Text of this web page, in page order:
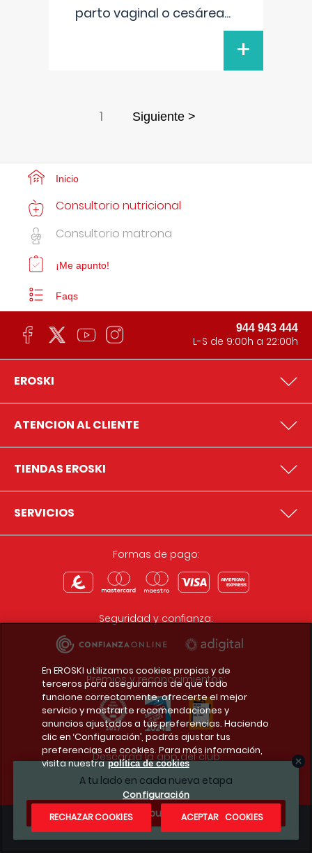
parto vaginal o cesárea...
+
1 Siguiente >
A tu lado en cada nueva etapa
¿Te apuntas?
Inicio
Consultorio nutricional
Consultorio matrona
¡Me apunto!
Faqs
944 943 444
L-S de 9:00h a 22:00h
EROSKI
ATENCION AL CLIENTE
TIENDAS EROSKI
SERVICIOS
Formas de pago:
Seguridad y confianza:
Premios y reconocimientos:
Descarga la app del club
Condiciones legales
En EROSKI utilizamos cookies propias y de
terceros para asegurarnos de que todo
funcione correctamente, ofrecerte el mejor
servicio y mostrarte recomendaciones y
anuncios ajustados a tus preferencias. Haciendo
clic en ‘Configuración’, podrás ajustar tus
preferencias de cookies. Para más información,
visita nuestra política de cookies
Configuración
RECHAZAR COOKIES
ACEPTAR COOKIES